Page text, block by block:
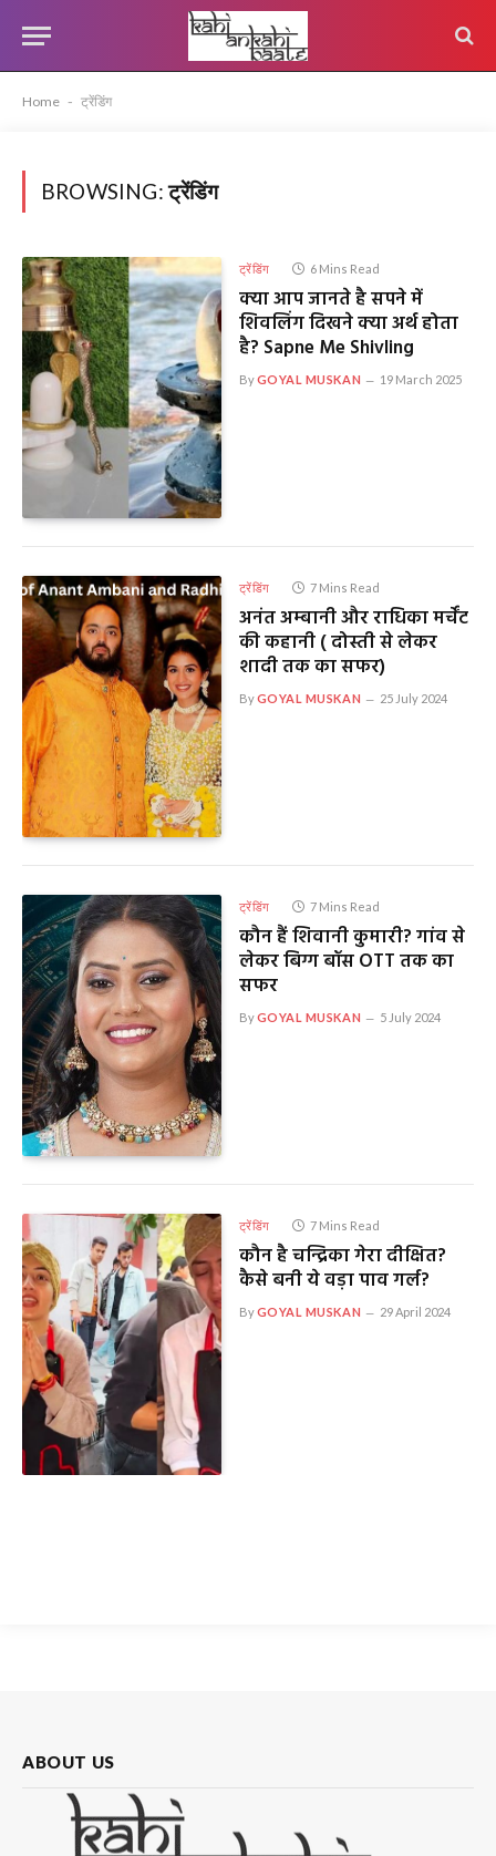
Home - ट्रेंडिंग
BROWSING:ट्रेंडिंग
ट्रेंडिंग 6 Mins Read
क्या आप जानते है सपने में
शिवलिंग दिखने क्या अर्थ होता
है? Sapne Me Shivling
ByGOYAL MUSKAN 19 March 2025
ट्रेंडिंग 7 Mins Read
अनंत अम्बानी और राधिका मर्चेंट
की कहानी ( दोस्ती से लेकर
शादी तक का सफर)
ByGOYAL MUSKAN 25 July 2024
ट्रेंडिंग 7 Mins Read
कौन हैं शिवानी कुमारी? गांव से
लेकर बिग्ग बॉस OTT तक का
सफर
ByGOYAL MUSKAN 5 July 2024
ट्रेंडिंग 7 Mins Read
कौन है चन्द्रिका गेरा दीक्षित?
कैसे बनी ये वड़ा पाव गर्ल?
ByGOYAL MUSKAN 29 April 2024
ABOUT US